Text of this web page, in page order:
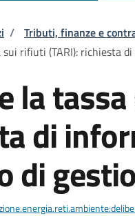
di pane
/ Tributi, finanze e
sui rifiuti (TARI): richiesta
la
di
di